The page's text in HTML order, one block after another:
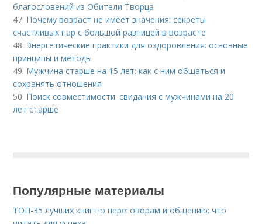
благословений из Обители Творца
47. Почему возраст не имеет значения: секреты
счастливых пар с большой разницей в возрасте
48. Энергетические практики для оздоровления: основные
принципы и методы
49. Мужчина старше на 15 лет: как с ним общаться и
сохранять отношения
50. Поиск совместимости: свидания с мужчинами на 20
лет старше
Популярные материалы
ТОП-35 лучших книг по переговорам и общению: что